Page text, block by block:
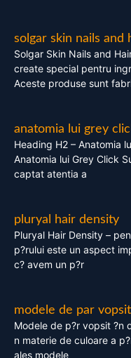
solgar skin nails and
Solgar Skin Nails and
create special pentru
Aceste produse sunt
anatomia lui grey
Heading H2 – Anatomia
Anatomia lui Grey Click
captat atentia a
pluryal hair density
Pluryal Hair Density –
p?rului este un aspect
c? avem un p?r
modele de par
Modele de p?r vopsit ?n
n materie de culoare a
ales modele